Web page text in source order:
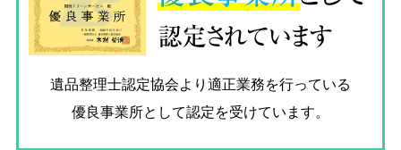
認定されています
遺品整理士認定協会より適正業務を行っている
優良事業所として認定を受けています。